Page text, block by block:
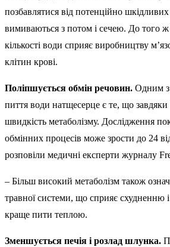
позбавлятися від потенційно
вимиваються з потом і сечею. До того
кількості води сприяє виробництву
клітин крові.
Поліпшується обмін речовин. Одним з
пиття води натщесерце є те, що завдяки
швидкість метаболізму. Дослідження
обмінних процесів може зрости до 24
розповіли медичні експерти журналу
– Більш високий метаболізм також
травної системи, що сприяє схудненню
краще пити теплою.
Зменшується печія і розлад шлунка.